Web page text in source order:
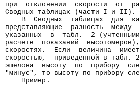
при  отклонении  скорости  от
Сводных таблицах (части I и II).
В  Сводных  таблицах  для
представляющие  разность  между
указанных  в  табл.  2 (учтенными
расчете  показаний
скоростях.  Если  величина
скоростью,  приведенной в табл.
эшелона  высоту  по  прибору
"минус", то высоту по прибору
    Пример.